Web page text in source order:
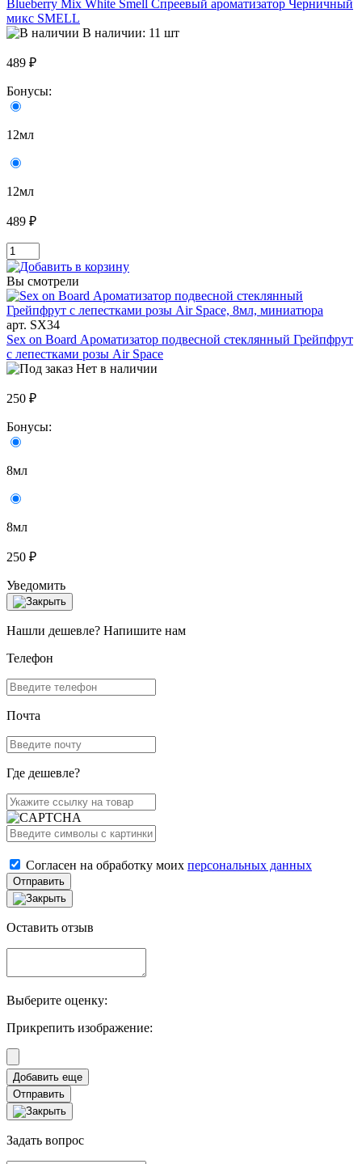
Blueberry Mix White Smell Спреевый ароматизатор Черничный
микс SMELL
В наличии: 11 шт
489 ₽
Бонусы:
12мл
12мл
489 ₽
Вы смотрели
арт. SX34
Sex on Board Ароматизатор подвесной стеклянный Грейпфрут
с лепестками розы Air Space
Нет в наличии
250 ₽
Бонусы:
8мл
8мл
250 ₽
Уведомить
Нашли дешевле? Напишите нам
Телефон
Почта
Где дешевле?
Согласен на обработку моих персональных данных
Отправить
Оставить отзыв
Выберите оценку:
Прикрепить изображение:
Отправить
Задать вопрос